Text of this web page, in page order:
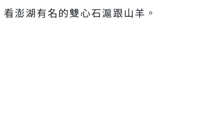
看澎湖有名的雙心石滬跟山羊。